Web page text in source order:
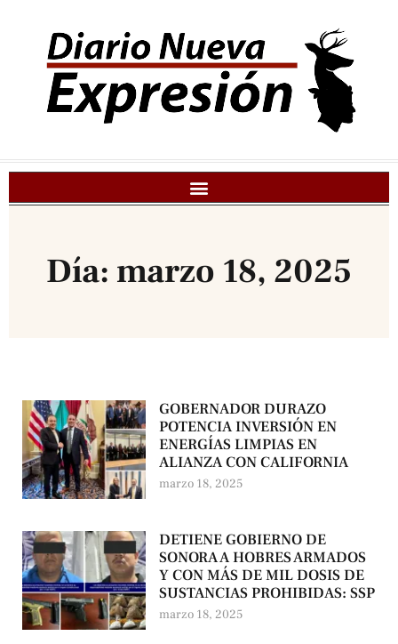
Día: marzo 18, 2025
GOBERNADOR DURAZO
POTENCIA INVERSIÓN EN
ENERGÍAS LIMPIAS EN
ALIANZA CON CALIFORNIA
marzo 18, 2025
DETIENE GOBIERNO DE
SONORA A HOBRES ARMADOS
Y CON MÁS DE MIL DOSIS DE
SUSTANCIAS PROHIBIDAS: SSP
marzo 18, 2025